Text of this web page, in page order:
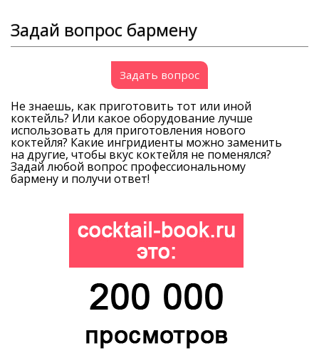
Задай вопрос бармену
Задать вопрос
Не знаешь, как приготовить тот или иной
коктейль? Или какое оборудование лучше
использовать для приготовления нового
коктейля? Какие ингридиенты можно заменить
на другие, чтобы вкус коктейля не поменялся?
Задай любой вопрос профессиональному
бармену и получи ответ!